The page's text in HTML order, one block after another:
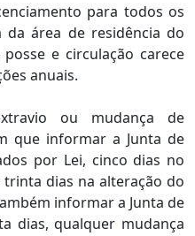
para todos os
da área de residência do
e circulação carece
anuais.
ou mudança de
que informar a Junta de
por Lei, cinco dias no
dias na alteração do
informar a Junta de
dias, qualquer mudança